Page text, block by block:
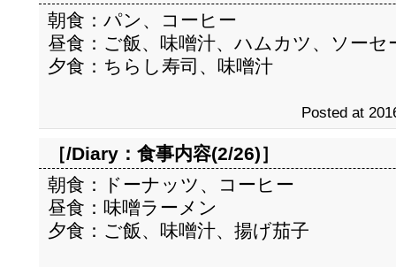
朝食：パン、コーヒー
昼食：ご飯、味噌汁、ハムカツ、ソーセ
夕食：ちらし寿司、味噌汁
Posted at
［/Diary： 食事内容(2/26)］
朝食：ドーナッツ、コーヒー
昼食：味噌ラーメン
夕食：ご飯、味噌汁、揚げ茄子